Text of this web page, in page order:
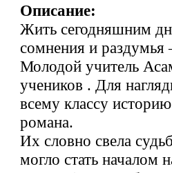
Описание:
Жить сегодняшним
сомнения и раздумья
Молодой учитель
учеников . Для
всему классу
романа.
Их словно свела
могло стать началом